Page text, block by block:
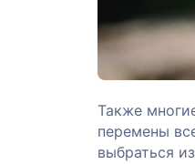
Также
перемены
выбраться